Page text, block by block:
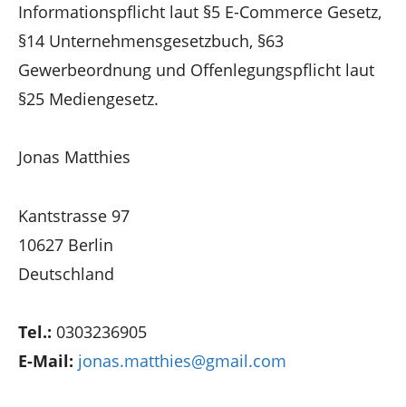
Informationspflicht laut §5 E-Commerce Gesetz,
§14 Unternehmensgesetzbuch, §63
Gewerbeordnung und Offenlegungspflicht laut
§25 Mediengesetz.
Jonas Matthies
Kantstrasse 97
10627 Berlin
Deutschland
Tel.: 0303236905
E-Mail: jonas.matthies@gmail.com